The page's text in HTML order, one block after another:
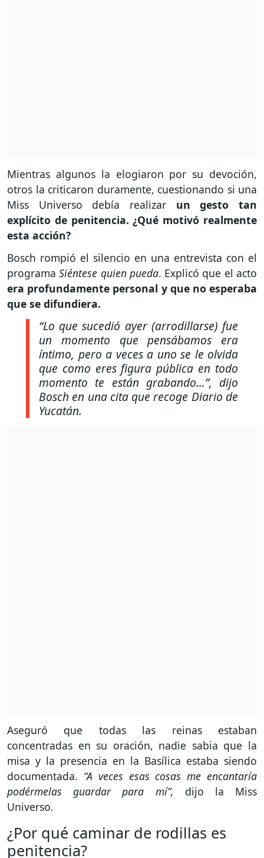
Mientras algunos la elogiaron por su devoción,
otros la criticaron duramente, cuestionando si una
Miss Universo debía realizar un gesto tan
explícito de penitencia. ¿Qué motivó realmente
esta acción?
Bosch rompió el silencio en una entrevista con el
programaSiéntese quien pueda. Explicó que el acto
era profundamente personal y que no esperaba
que se difundiera.
“Lo que sucedió ayer (arrodillarse) fue
un momento que pensábamos era
íntimo, pero a veces a uno se le olvida
que como eres figura pública en todo
momento te están grabando…”, dijo
Bosch en una cita que recoge Diario de
Yucatán.
Aseguró que todas las reinas estaban
concentradas en su oración, nadie sabia que la
misa y la presencia en la Basílica estaba siendo
documentada. “A veces esas cosas me encantaría
podérmelas guardar para mí”, dijo la Miss
Universo.
¿Por qué caminar de rodillas es
penitencia?